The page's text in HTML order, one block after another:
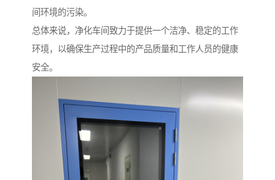
间环境的污染。
总体来说，净化车间致力于提供一个洁净、稳定的工作
环境，以确保生产过程中的产品质量和工作人员的健康
安全。